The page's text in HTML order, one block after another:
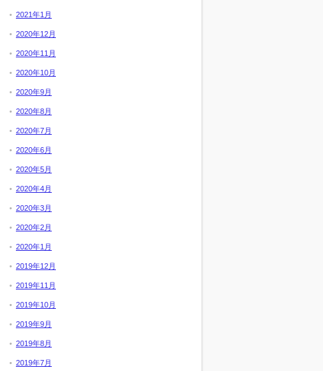
2021年1月
2020年12月
2020年11月
2020年10月
2020年9月
2020年8月
2020年7月
2020年6月
2020年5月
2020年4月
2020年3月
2020年2月
2020年1月
2019年12月
2019年11月
2019年10月
2019年9月
2019年8月
2019年7月